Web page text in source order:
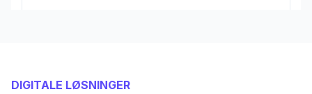
DIGITALE LØSNINGER